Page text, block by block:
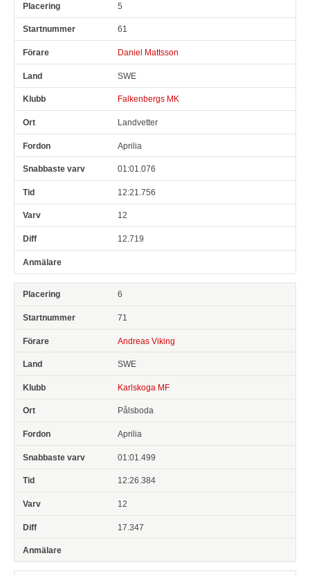
5
61
Daniel Mattsson
SWE
Falkenbergs MK
Landvetter
Aprilia
01:01.076
12:21.756
12
12.719
6
71
Andreas Viking
SWE
Karlskoga MF
Pålsboda
Aprilia
01:01.499
12:26.384
12
17.347